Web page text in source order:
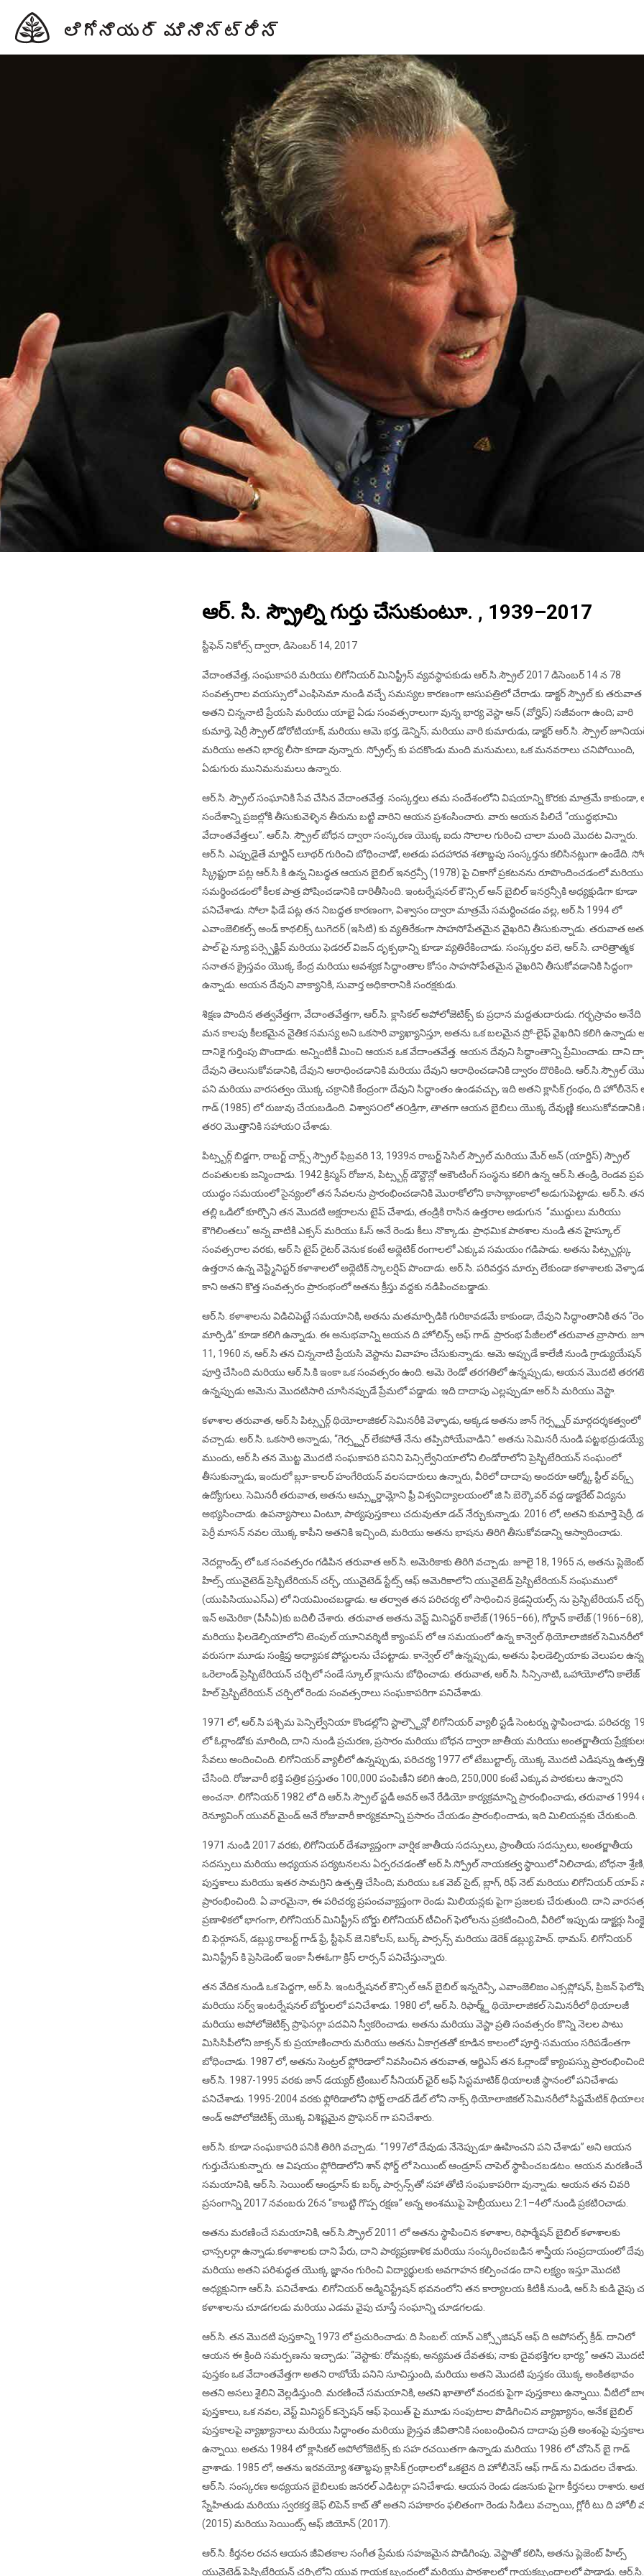
ఆర్. సి. స్ప్రౌల్ని గుర్తు చేసుకుంటూ. , 1939–2017
స్టీఫెన్ నికోల్స్ ద్వారా, డిసెంబర్ 14, 2017
వేదాంతవేత్త, సంఘకాపరి మరియు లిగోనియర్ మినిస్ట్రీస్ వ్యవస్థాపకుడు ఆర్.సి.స్ప్రౌల్ 2017 డిసెంబర్ 14 న 78
సంవత్సరాల వయస్సులో ఎంఫిసెమా నుండి వచ్చే సమస్యల కారణంగా ఆసుపత్రిలో చేరాడు. డాక్టర్ స్ప్రౌల్ కు తరువాత
అతని చిన్ననాటి ప్రేయసి మరియు యాభై ఏడు సంవత్సరాలుగా వున్న భార్య వెస్టా ఆన్ (వోర్హిస్) సజీవంగా ఉంది; వారి
కుమార్తె, షెర్రీ స్ప్రౌల్ డోరోటియాక్, మరియు ఆమె భర్త, డెన్నిస్; మరియు వారి కుమారుడు, డాక్టర్ ఆర్.సి. స్ప్రౌల్
మరియు అతని భార్య లీసా కూడా వున్నారు. స్ప్రోల్స్ కు పదకొండు మంది మనుమలు, ఒక మనవరాలు చనిపోయింది,
ఏడుగురు మునిమనుమలు ఉన్నారు.
ఆర్.సి. స్ప్రౌల్ సంఘానికి సేవ చేసిన వేదాంతవేత్త. సంస్కర్తలు తమ సందేశంలోని విషయాన్ని కొరకు మాత్రమే కాకుండా,
సందేశాన్ని ప్రజల్లోకి తీసుకువెళ్ళిన తీరును బట్టి వారిని ఆయన ప్రశంసించారు. వారు ఆయన పిలిచే “యుద్ధభూమి
వేదాంతవేత్తలు”. ఆర్.సి. స్ప్రౌల్ బోధన ద్వారా సంస్కరణ యొక్క ఐదు సొలాల గురించి చాలా మంది మొదట విన్నారు.
ఆర్.సి. ఎప్పుడైతే మార్టిన్ లూథర్ గురించి బోధించాడో, అతడు పదహారవ శతాబ్దపు సంస్కర్తను కలిసినట్లుగా ఉండేది.
స్క్రిప్టురా పట్ల ఆర్.సి.కి ఉన్న నిబద్ధత ఆయన బైబిల్ ఇనర్రన్సీ (1978) పై చికాగో ప్రకటనను రూపొందించడంలో మరియు
సమర్థించడంలో కీలక పాత్ర పోషించడానికి దారితీసింది. ఇంటర్నేషనల్ కౌన్సిల్ ఆన్ బైబిల్ ఇనర్రన్సీకి అధ్యక్షుడిగా కూడా
పనిచేశాడు. సోలా ఫిడే పట్ల తన నిబద్ధత కారణంగా, విశ్వాసం ద్వారా మాత్రమే సమర్థించడం వల్ల, ఆర్.సి 1994 లో
ఎవాంజెలికల్స్ అండ్ కాథలిక్స్ టుగెదర్ (ఇసిటి) కు వ్యతిరేకంగా సాహసోపేతమైన వైఖరిని తీసుకున్నాడు. తరువాత
పాల్ పై న్యూ పర్స్పెక్టివ్ మరియు ఫెడరల్ విజన్ దృక్పథాన్ని కూడా వ్యతిరేకించాడు. సంస్కర్తల వలె, ఆర్.సి. చారిత్రాత్మక
సనాతన క్రైస్తవం యొక్క కేంద్ర మరియు ఆవశ్యక సిద్ధాంతాల కోసం సాహసోపేతమైన వైఖరిని తీసుకోవడానికి సిద్ధంగా
ఉన్నాడు. ఆయన దేవుని వాక్యానికి, సువార్త అధికారానికి సంరక్షకుడు.
శిక్షణ పొందిన తత్వవేత్తగా, వేదాంతవేత్తగా, ఆర్.సి. క్లాసికల్ అపోలోజెటిక్స్ కు ప్రధాన మద్దతుదారుడు. గర్భస్రావం అనేది
మన కాలపు కీలకమైన నైతిక సమస్య అని ఒకసారి వ్యాఖ్యానిస్తూ, అతను ఒక బలమైన ప్రో-లైఫ్ వైఖరిని కలిగి ఉన్నాడు
దానికై గుర్తింపు పొందాడు. అన్నింటికీ మించి ఆయన ఒక వేదాంతవేత్త. ఆయన దేవుని సిద్ధాంతాన్ని ప్రేమించాడు. దాని
దేవుని తెలుసుకోవడానికి, దేవుని ఆరాధించడానికి మరియు దేవుని ఆరాధించడానికి ద్వారం దొరికింది. ఆర్.సి.స్ప్రౌల్
పని మరియు వారసత్వం యొక్క చక్రానికి కేంద్రంగా దేవుని సిద్ధాంతం ఉండవచ్చు, ఇది అతని క్లాసిక్ గ్రంథం, ది హోలీనెస్
గాడ్ (1985) లో రుజువు చేయబడింది. విశ్వాస౦లో త౦డ్రిగా, తాతగా ఆయన బైబిలు యొక్క దేవుణ్ణి కలుసుకోవడానికి
తర౦ మొత్తానికి సహాయ౦ చేశాడు.
పిట్స్బర్గ్ బిడ్డగా, రాబర్ట్ చార్ల్స్ స్ప్రౌల్ ఫిబ్రవరి 13, 1939న రాబర్ట్ సెసిల్ స్ప్రౌల్ మరియు మేర్ ఆన్ (యార్డిస్) స్ప్రౌల్
దంపతులకు జన్మించాడు. 1942 క్రిస్మస్ రోజున, పిట్స్బర్గ్ డౌన్టౌన్లో అకౌంటింగ్ సంస్థను కలిగి ఉన్న ఆర్.సి.తండ్రి, రెండవ
యుద్ధం సమయంలో సైన్యంలో తన సేవలను ప్రారంభించడానికి మొరాకోలోని కాసాబ్లాంకాలో అడుగుపెట్టాడు. ఆర్.సి. తన
తల్లి ఒడిలో కూర్చొని తన మొదటి అక్షరాలను టైప్ చేశాడు, తండ్రికి రాసిన ఉత్తరాల అడుగున “ముద్దులు మరియు
కౌగిలింతలు” అన్న వాటికి ఎక్సస్ మరియు ఓస్ అనే రెండు కీలు నొక్కాడు. ప్రాధమిక పాఠశాల నుండి తన హైస్కూల్
సంవత్సరాల వరకు, ఆర్.సి టైప్ రైటర్ వెనుక కంటే అథ్లెటిక్ రంగాలలో ఎక్కువ సమయం గడిపాడు. అతను పిట్స్బర్గ్కు
ఉత్తరాన ఉన్న వెస్ట్మినిస్టర్ కళాశాలలో అథ్లెటిక్ స్కాలర్షిప్ పొందాడు. ఆర్.సి. పరివర్తన మార్పు లేకుండా కళాశాలకు
కాని అతని కొత్త సంవత్సరం ప్రారంభంలో అతను క్రీస్తు వద్దకు నడిపించబడ్డాడు.
ఆర్.సి. కళాశాలను విడిచిపెట్టే సమయానికి, అతను మతమార్పిడికి గురికావడమే కాకుండా, దేవుని సిద్ధాంతానికి తన
మార్పిడి” కూడా కలిగి ఉన్నాడు. ఈ అనుభవాన్ని ఆయన ది హోలిన్స్ అఫ్ గాడ్ ప్రారంభ పేజీలలో తరువాత వ్రాసారు.
11, 1960 న, ఆర్.సి తన చిన్ననాటి ప్రేయసి వెస్టాను వివాహం చేసుకున్నాడు. ఆమె అప్పుడే కాలేజీ నుండి గ్రాడ్యుయేషన్
పూర్తి చేసింది మరియు ఆర్.సి.కి ఇంకా ఒక సంవత్సరం ఉంది. ఆమె రెండో తరగతిలో ఉన్నప్పుడు, ఆయన మొదటి
ఉన్నప్పుడు ఆమెను మొదటిసారి చూసినప్పుడే ప్రేమలో పడ్డాడు. ఇది దాదాపు ఎల్లప్పుడూ ఆర్.సి మరియు వెస్టా.
కళాశాల తరువాత, ఆర్.సి పిట్స్బర్గ్ థియోలాజికల్ సెమినరీకి వెళ్ళాడు, అక్కడ అతను జాన్ గెర్స్ట్నర్ మార్గదర్శకత్వంలో
వచ్చాడు. ఆర్.సి. ఒకసారి అన్నాడు, “గెర్స్ట్నర్ లేకపోతే నేను తప్పిపోయేవాడిని.” అతను సెమినరీ నుండి పట్టభద్రుడయ్యే
ముందు, ఆర్.సి తన మొట్ట మొదటి సంఘకాపరి పనిని పెన్సిల్వేనియాలోని లిండోరాలోని ప్రెస్బిటేరియన్ సంఘంలో
తీసుకున్నాడు, ఇందులో బ్లూ-కాలర్ హంగేరియన్ వలసదారులు ఉన్నారు, వీరిలో దాదాపు అందరూ ఆర్మ్కో స్టీల్ వర్క్స్
ఉద్యోగులు. సెమినరీ తరువాత, అతను ఆమ్స్టర్డామ్లోని ఫ్రీ విశ్వవిద్యాలయంలో జి.సి.బెర్కౌవర్ వద్ద డాక్టరేట్ విద్యను
అభ్యసించాడు. ఉపన్యాసాలు వింటూ, పాఠ్యపుస్తకాలు చదువుతూ డచ్ నేర్చుకున్నాడు. 2016 లో, అతని కుమార్తె షెర్రీ,
పెర్రీ మాసన్ నవల యొక్క కాపీని అతనికి ఇచ్చింది, మరియు అతను భాషను తిరిగి తీసుకోవడాన్ని ఆస్వాదించాడు.
నెదర్లాండ్స్ లో ఒక సంవత్సరం గడిపిన తరువాత ఆర్.సి. అమెరికాకు తిరిగి వచ్చాడు. జూలై 18, 1965 న, అతను ప్లెజెంట్
హిల్స్ యునైటెడ్ ప్రెస్బిటేరియన్ చర్చ్, యునైటెడ్ స్టేట్స్ ఆఫ్ అమెరికాలోని యునైటెడ్ ప్రెస్బిటేరియన్ సంఘములో
(యుపిసియుఎస్ఎ) లో నియమించబడ్డాడు. ఆ తర్వాత తన పరిచర్య లో సాధించిన క్రెడన్షియల్స్ ను ప్రెస్బిటేరియన్ చర్చ్
ఇన్ అమెరికా (పీసీఏ)కు బదిలీ చేశారు. తరువాత అతను వెస్ట్ మినిస్టర్ కాలేజ్ (1965–66), గోర్డాన్ కాలేజ్ (1966–68),
మరియు ఫిలడెల్ఫియాలోని టెంపుల్ యూనివర్శిటీ క్యాంపస్ లో ఆ సమయంలో ఉన్న కాన్వెల్ థియోలాజికల్ సెమినరీలో
వరుసగా మూడు సంక్షిప్త అధ్యాపక పోస్టులను చేపట్టాడు. కాన్వెల్ లో ఉన్నప్పుడు, అతను ఫిలడెల్ఫియాకు వెలుపల ఉన్న
ఒరెలాండ్ ప్రెస్బిటేరియన్ చర్చిలో సండే స్కూల్ క్లాసును బోధించాడు. తరువాత, ఆర్.సి. సిన్సినాటి, ఒహాయోలోని కాలేజ్
హిల్ ప్రెస్బిటేరియన్ చర్చిలో రెండు సంవత్సరాలు సంఘకాపరిగా పనిచేశాడు.
1971 లో, ఆర్.సి పశ్చిమ పెన్సిల్వేనియా కొండల్లోని స్టాల్స్టౌన్లో లిగోనియర్ వ్యాలీ స్టడీ సెంటర్ను స్థాపించాడు. పరిచర్య
లో ఓర్లాండోకు మారింది, దాని నుండి ప్రచురణ, ప్రసారం మరియు బోధన ద్వారా జాతీయ మరియు అంతర్జాతీయ
సేవలు అందించింది. లిగోనియర్ వ్యాలీలో ఉన్నప్పుడు, పరిచర్య 1977 లో టేబుల్టాల్క్ యొక్క మొదటి ఎడిషన్ను ఉత్పత్తి
చేసింది. రోజువారీ భక్తి పత్రిక ప్రస్తుతం 100,000 పంపిణీని కలిగి ఉంది, 250,000 కంటే ఎక్కువ పాఠకులు ఉన్నారని
అంచనా. లిగోనియర్ 1982 లో ది ఆర్.సి.స్ప్రౌల్ స్టడీ అవర్ అనే రేడియో కార్యక్రమాన్ని ప్రారంభించాడు, తరువాత 1994
రెన్యూవింగ్ యువర్ మైండ్ అనే రోజువారీ కార్యక్రమాన్ని ప్రసారం చేయడం ప్రారంభించాడు, ఇది మిలియన్లకు చేరుకుంది.
1971 నుండి 2017 వరకు, లిగోనియర్ దేశవ్యాప్తంగా వార్షిక జాతీయ సదస్సులు, ప్రాంతీయ సదస్సులు, అంతర్జాతీయ
సదస్సులు మరియు అధ్యయన పర్యటనలను ఏర్పరచడంతో ఆర్.సి.స్ప్రోల్ నాయకత్వ స్థాయిలో నిలిచాడు; బోధనా శ్రేణి,
పుస్తకాలు మరియు ఇతర సామగ్రిని ఉత్పత్తి చేసింది; మరియు ఒక వెబ్ సైట్, బ్లాగ్, రిఫ్ నెట్ మరియు లిగోనియర్ యాప్
ప్రారంభించింది. ఏ వారమైనా, ఈ పరిచర్య ప్రపంచవ్యాప్తంగా రెండు మిలియన్లకు పైగా ప్రజలకు చేరుతుంది. దాని
ప్రణాళికలో భాగంగా, లిగోనియర్ మినిస్ట్రీస్ బోర్డు లిగోనియర్ టీచింగ్ ఫెలోలను ప్రకటించింది, వీరిలో ఇప్పుడు డాక్టర్లు
బి.ఫెర్గూసన్, డబ్ల్యు.రాబర్ట్ గాడ్ ఫ్రే, స్టీఫెన్ జె.నికోలస్, బుర్క్ పార్సన్స్ మరియు డెరెక్ డబ్ల్యు.హెచ్. థామస్. లిగోనియర్
మినిస్ట్రీస్ కి ప్రెసిడెంట్ ఇంకా సీఈఓగా క్రిస్ లార్సన్ పనిచేస్తున్నారు.
తన వేదిక నుండి ఒక పెద్దగా, ఆర్.సి. ఇంటర్నేషనల్ కౌన్సిల్ ఆన్ బైబిల్ ఇన్నరెన్సీ, ఎవాంజెలిజం ఎక్సప్లోషన్, ప్రిజన్
మరియు సర్వ్ ఇంటర్నేషనల్ బోర్డులలో పనిచేశాడు. 1980 లో, ఆర్.సి. రిఫార్మ్డ్ థియోలాజికల్ సెమినరీలో థియాలజీ
మరియు అపోలోజెటిక్స్ ప్రొఫెసర్గా పదవిని స్వీకరించాడు. అతను మరియు వెస్టా ప్రతి సంవత్సరం కొన్ని నెలల పాటు
మిసిసిపీలోని జాక్సన్ కు ప్రయాణించారు మరియు అతను ఏకాగ్రతతో కూడిన కాలంలో పూర్తి-సమయం సరిపడేంతగా
బోధించాడు. 1987 లో, అతను సెంట్రల్ ఫ్లోరిడాలో నివసించిన తరువాత, ఆర్టిఎస్ తన ఓర్లాండో క్యాంపస్ను
ఆర్.సి. 1987-1995 వరకు జాన్ డయ్యర్ ట్రింబుల్ సీనియర్ ఛైర్ ఆఫ్ సిస్టమాటిక్ థియాలజీ స్థానంలో పనిచేశాడు
పనిచేశాడు. 1995-2004 వరకు ఫ్లోరిడాలోని ఫోర్ట్ లాడర్ డేల్ లోని నాక్స్ థియోలాజికల్ సెమినరీలో సిస్టమేటిక్
అండ్ అపోలోజెటిక్స్ యొక్క విశిష్టమైన ప్రొఫెసర్ గా పనిచేశారు.
ఆర్.సి. కూడా సంఘకాపరి పనికి తిరిగి వచ్చాడు. “1997లో దేవుడు నేనెప్పుడూ ఊహించని పని చేశాడు” అని ఆయన
గుర్తుచేసుకున్నారు. ఆ విషయం ఫ్లోరిడాలోని శాన్ ఫోర్డ్ లో సెయింట్ ఆండ్రూస్ చాపెల్ స్థాపించబడటం. ఆయన మరణించే
సమయానికి, ఆర్.సి. సెయింట్ ఆండ్రూస్ కు బర్క్ పార్సన్స్‌తో సహా తోటి సంఘకాపరిగా వున్నాడు. ఆయన తన చివరి
ప్రసంగాన్ని 2017 నవంబరు 26న “కాబట్టి గొప్ప రక్షణ” అన్న అంశముపై హెబ్రీయులు 2:1–4లో నుండి ప్రకటి౦చాడు.
అతను మరణించే సమయానికి, ఆర్.సి.స్ప్రౌల్ 2011 లో అతను స్థాపించిన కళాశాల, రిఫార్మేషన్ బైబిల్ కళాశాలకు
ఛాన్సలర్గా ఉన్నాడు.కళాశాలకు దాని పేరు, దాని పాఠ్యప్రణాళిక మరియు సంస్కరించబడిన శాస్త్రీయ సంప్రదాయంలో
మరియు అతని పరిశుద్ధత యొక్క జ్ఞానం గురించి విద్యార్థులకు అవగాహన కల్పించడం దాని లక్ష్యం ఇస్తూ మొదటి
అధ్యక్షునిగా ఆర్.సి. పనిచేశాడు. లిగోనియర్ అడ్మినిస్ట్రేషన్ భవనంలోని తన కార్యాలయ కిటికీ నుండి, ఆర్.సి కుడి వైపు
కళాశాలను చూడగలడు మరియు ఎడమ వైపు చూస్తే సంఘాన్ని చూడగలడు.
ఆర్.సి. తన మొదటి పుస్తకాన్ని 1973 లో ప్రచురించాడు: ది సింబల్: యాన్ ఎక్స్పోజిషన్ ఆఫ్ ది ఆపోసల్స్ క్రీడ్. దానిలో
ఆయన ఈ క్రింది సమర్పణను ఇచ్చాడు: “వెస్టాకు: రోమన్లకు, అన్యమత దేవతకు; నాకు దైవభక్తిగల భార్య.” అతని
పుస్తకం ఒక వేదాంతవేత్తగా అతని రాబోయే పనిని సూచిస్తుంది, మరియు అతని మొదటి పుస్తకం యొక్క అంకితభావం
అతని అసలు శైలిని వెల్లడిస్తుంది. మరణించే సమయానికి, అతని ఖాతాలో వందకు పైగా పుస్తకాలు ఉన్నాయి. వీటిలో
పుస్తకాలు, ఒక నవల, వెస్ట్ మినిస్టర్ కన్ఫెషన్ ఆఫ్ ఫెయిత్ పై మూడు సంపుటాల పొడిగించిన వ్యాఖ్యానం, అనేక బైబిల్
పుస్తకాలపై వ్యాఖ్యానాలు మరియు సిద్ధాంతం మరియు క్రైస్తవ జీవితానికి సంబంధించిన దాదాపు ప్రతి అంశంపై
ఉన్నాయి. అతను 1984 లో క్లాసికల్ అపోలోజెటిక్స్ కు సహ రచయితగా ఉన్నాడు మరియు 1986 లో చోసెన్ బై గాడ్
వ్రాశాడు. 1985 లో, అతను ఇరవయ్యో శతాబ్దపు క్లాసిక్ గ్రంథాలలో ఒకటైన ది హోలీనెస్ ఆఫ్ గాడ్ ను విడుదల చేశాడు.
ఆర్.సి. సంస్కరణ అధ్యయన బైబిలుకు జనరల్ ఎడిటర్గా పనిచేశాడు. ఆయన రెండు డజనుకు పైగా కీర్తనలు రాశారు.
స్నేహితుడు మరియు స్వరకర్త జెఫ్ లిపెన్ కాట్ తో అతని సహకారం ఫలితంగా రెండు సిడిలు వచ్చాయి, గ్లోరీ టు ది హోలీ
(2015) మరియు సెయింట్స్ ఆఫ్ జియోన్ (2017).
ఆర్.సి. కీర్తనల రచన ఆయన జీవితకాల సంగీత ప్రేమకు సహజమైన పొడిగింపు. వెస్టాతో కలిసి, అతను ప్లెజెంట్ హిల్స్
యునైటెడ్ ప్రెస్బిటేరియన్ చర్చిలోని యువ గాయక బృందంలో మరియు పాఠశాలలో గాయకబృందాలలో పాడాడు. ఆర్.సి.